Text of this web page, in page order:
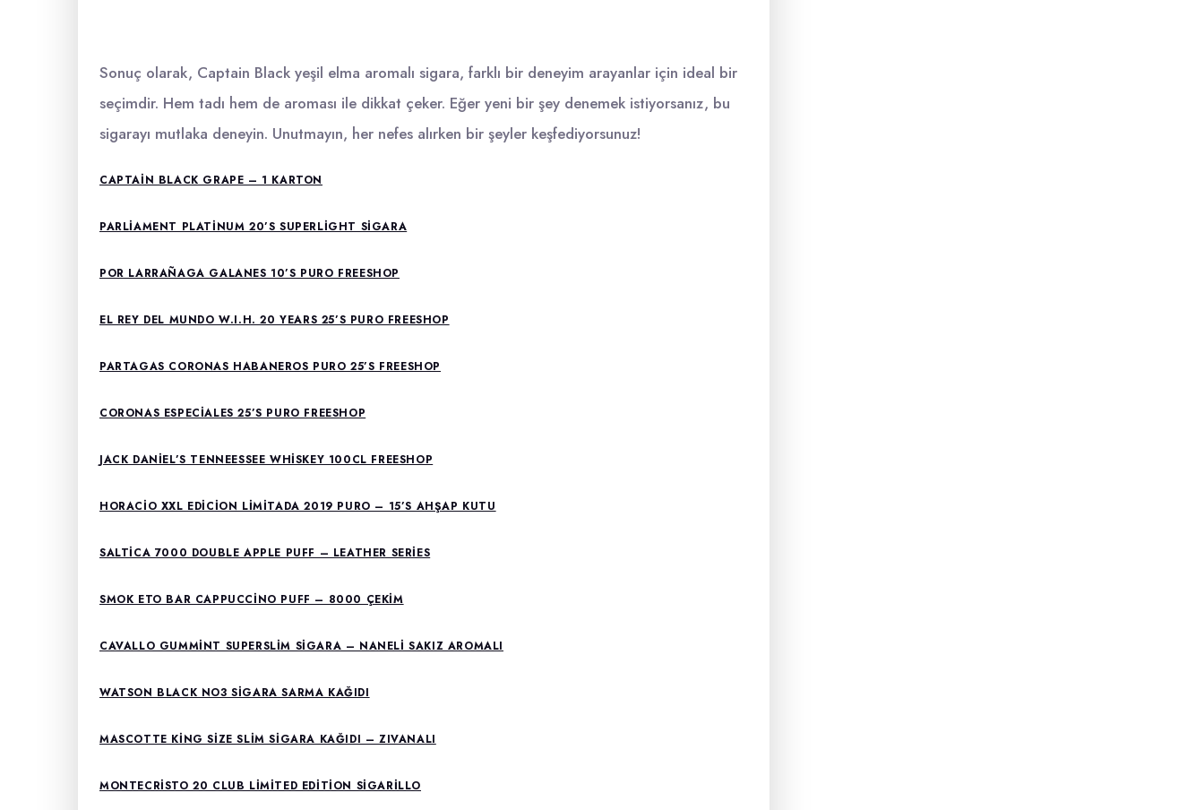
Sonuç olarak, Captain Black yeşil elma aromalı sigara, farklı bir deneyim arayanlar için ideal bir
seçimdir. Hem tadı hem de aroması ile dikkat çeker. Eğer yeni bir şey denemek istiyorsanız, bu
sigarayı mutlaka deneyin. Unutmayın, her nefes alırken bir şeyler keşfediyorsunuz!
CAPTAIN BLACK GRAPE – 1 KARTON
PARLIAMENT PLATINUM 20’S SUPERLIGHT SIGARA
POR LARRAÑAGA GALANES 10’S PURO FREESHOP
EL REY DEL MUNDO W.I.H. 20 YEARS 25’S PURO FREESHOP
PARTAGAS CORONAS HABANEROS PURO 25’S FREESHOP
CORONAS ESPECIALES 25’S PURO FREESHOP
JACK DANIEL’S TENNEESSEE WHISKEY 100CL FREESHOP
HORACIO XXL EDICION LIMITADA 2019 PURO – 15’S AHŞAP KUTU
SALTICA 7000 DOUBLE APPLE PUFF – LEATHER SERIES
SMOK ETO BAR CAPPUCCINO PUFF – 8000 ÇEKIM
CAVALLO GUMMINT SUPERSLIM SIGARA – NANELI SAKIZ AROMALI
WATSON BLACK NO3 SIGARA SARMA KAĞIDI
MASCOTTE KING SIZE SLIM SIGARA KAĞIDI – ZIVANALI
MONTECRISTO 20 CLUB LIMITED EDITION SIGARILLO